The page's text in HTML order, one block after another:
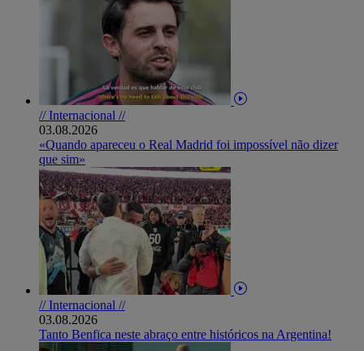
// Internacional //
03.08.2026
«Quando apareceu o Real Madrid foi impossível não dizer
que sim»
// Internacional //
03.08.2026
Tanto Benfica neste abraço entre históricos na Argentina!